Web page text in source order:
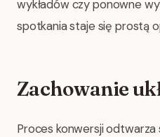
wykładów czy ponowne
spotkania staje się prostą
Zachowanie
Proces konwersji